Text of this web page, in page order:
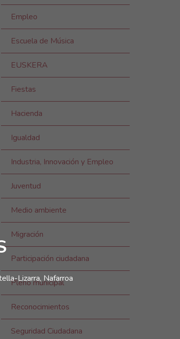
Lizarra, Nafarroa
Empleo
Escuela de Música
EUSKERA
Fiestas
Hacienda
Igualdad
Industria, Innovación y Empleo
Juventud
Medio ambiente
Migración
Participación ciudadana
Pleno municipal
Reconocimientos
Seguridad Ciudadana